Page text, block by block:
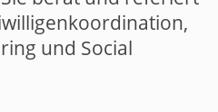
und Social